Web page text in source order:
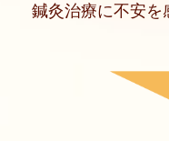
鍼灸治療に不安を